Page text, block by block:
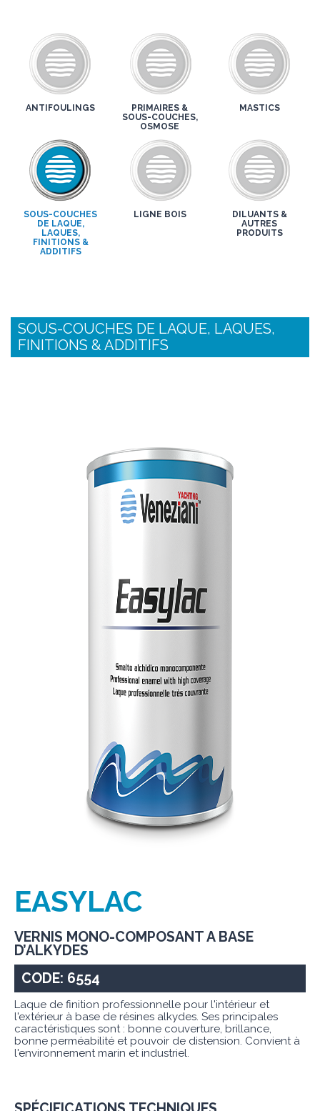
ANTIFOULINGS
PRIMAIRES &
SOUS-COUCHES,
OSMOSE
MASTICS
SOUS-COUCHES
DE LAQUE,
LAQUES,
FINITIONS &
ADDITIFS
LIGNE BOIS
DILUANTS &
AUTRES
PRODUITS
SOUS-COUCHES DE LAQUE, LAQUES,
FINITIONS & ADDITIFS
EASYLAC
VERNIS MONO-COMPOSANT A BASE
D’ALKYDES
CODE: 6554
Laque de finition professionnelle pour l'intérieur et
l'extérieur à base de résines alkydes. Ses principales
caractéristiques sont : bonne couverture, brillance,
bonne perméabilité et pouvoir de distension. Convient à
l'environnement marin et industriel.